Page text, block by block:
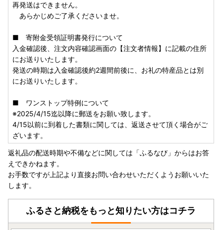
再発送はできません。
あらかじめご了承くださいませ。
■ 寄附金受領証明書発行について
入金確認後、注文内容確認画面の【注文者情報】に記載の住所
にお送りいたします。
発送の時期は入金確認後約2週間前後に、お礼の特産品とは別
にお送りいたします。
■ ワンストップ特例について
※2025/4/15迄以降に郵送をお願い致します。
4/15以前に到着した書類に関しては、返送させて頂く場合がご
ざいます。
返礼品の配送時期や不備などに関しては「ふるなび」からはお答
えできかねます。
お手数ですが上記より直接お問い合わせいただくようお願いいた
します。
ふるさと納税をもっと知りたい方はコチラ